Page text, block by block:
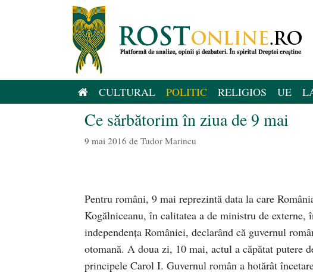
CULTURAL POLITIC RELIGIOS UE
Ce sărbătorim în ziua de 9 mai
9 mai 2016 de Tudor Marincu
Pentru români, 9 mai reprezintă data la care
Kogălniceanu, în calitatea a de ministru de
independența României, declarând că guvernul
otomană. A doua zi, 10 mai, actul a căpătat putere
principele Carol I. Guvernul român a hotărât